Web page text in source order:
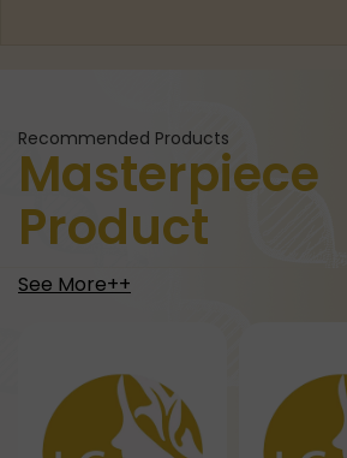
Recommended Products
Masterpiece
Product
See More++